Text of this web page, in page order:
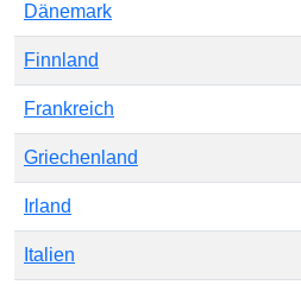
Dänemark
Finnland
Frankreich
Griechenland
Irland
Italien